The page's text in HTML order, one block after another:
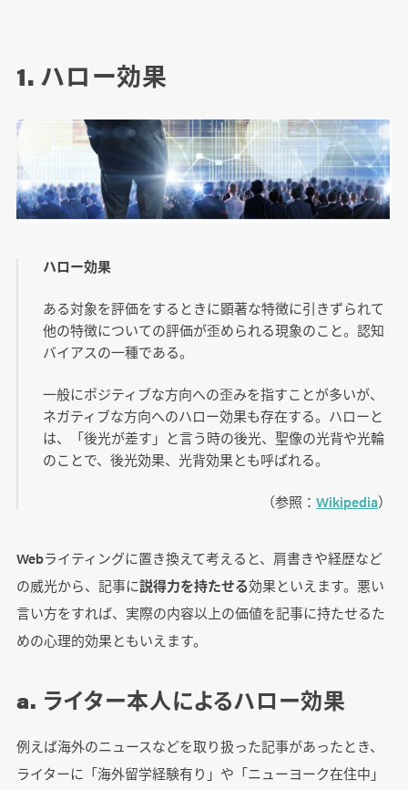
1. ハロー効果
ハロー効果
ある対象を評価をするときに顕著な特徴に引きずられて
他の特徴についての評価が歪められる現象のこと。認知
バイアスの一種である。
一般にポジティブな方向への歪みを指すことが多いが、
ネガティブな方向へのハロー効果も存在する。ハローと
は、「後光が差す」と言う時の後光、聖像の光背や光輪
のことで、後光効果、光背効果とも呼ばれる。
（参照：Wikipedia）
Webライティングに置き換えて考えると、肩書きや経歴など
の威光から、記事に説得力を持たせる効果といえます。悪い
言い方をすれば、実際の内容以上の価値を記事に持たせるた
めの心理的効果ともいえます。
a. ライター本人によるハロー効果
例えば海外のニュースなどを取り扱った記事があったとき、
ライターに「海外留学経験有り」や「ニューヨーク在住中」